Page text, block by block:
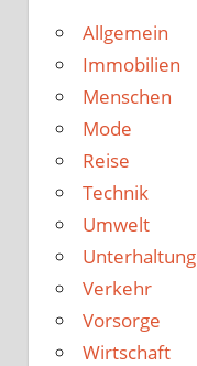
Allgemein
Immobilien
Menschen
Mode
Reise
Technik
Umwelt
Unterhaltung
Verkehr
Vorsorge
Wirtschaft